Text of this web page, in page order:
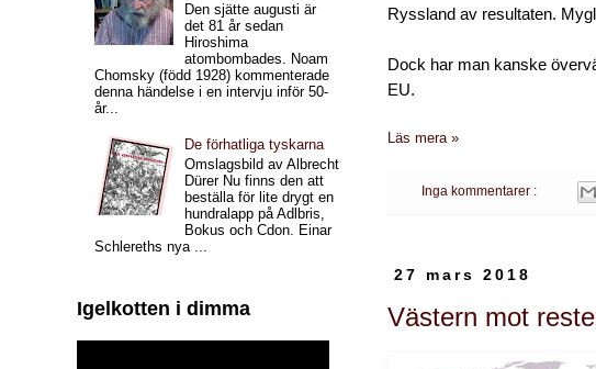
Ryssland av resultaten.
Dock har man kanske
EU.
Läs mera »
Inga kommentarer :
27 mars 2018
Västern mot
Den sjätte augusti är
det 81 år sedan
Hiroshima
atombombades. Noam
Chomsky (född 1928) kommenterade
denna händelse i en intervju inför 50-
år...
De förhatliga tyskarna
Omslagsbild av Albrecht
Dürer Nu finns den att
beställa för lite drygt en
hundralapp på Adlbris,
Bokus och Cdon. Einar
Schlereths nya ...
Igelkotten i dimma